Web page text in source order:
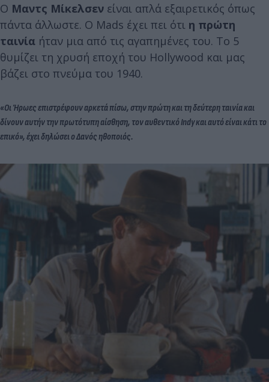
Ο Μαντς Μίκελσεν είναι απλά εξαιρετικός όπως
πάντα άλλωστε. O Mads έχει πει ότι η πρώτη
ταινία ήταν μια από τις αγαπημένες του. Το 5
θυμίζει τη χρυσή εποχή του Hollywood και μας
βάζει στο πνεύμα του 1940.
«Οι Ήρωες επιστρέφουν αρκετά πίσω, στην πρώτη και τη δεύτερη ταινία και
δίνουν αυτήν την πρωτότυπη αίσθηση, τον αυθεντικό Indy και αυτό είναι κάτι το
επικό», έχει δηλώσει ο Δανός ηθοποιός.